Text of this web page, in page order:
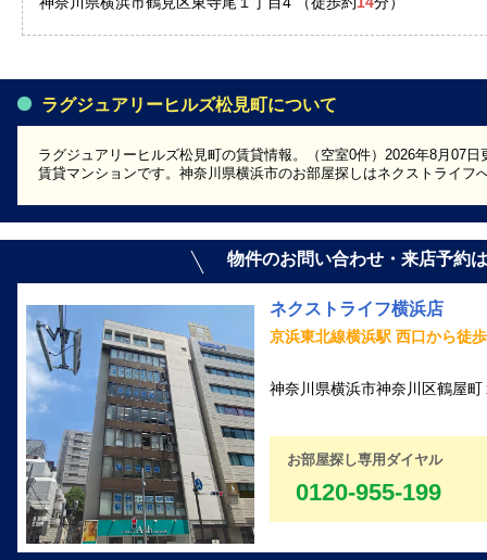
ラグジュアリーヒルズ松見町について
ラグジュアリーヒルズ松見町の賃貸情報。（空室0件）2026年8月07
賃貸マンションです。神奈川県横浜市のお部屋探しはネクストライフ
物件のお問い合わせ・来店予約
ネクストライフ横浜店
京浜東北線横浜駅 西口から徒
神奈川県横浜市神奈川区鶴屋
お部屋探し専用ダイヤル
0120-955-199